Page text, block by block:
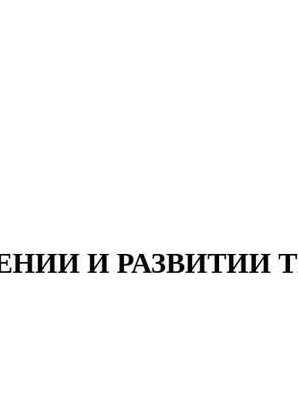
И РАЗВИТИИ